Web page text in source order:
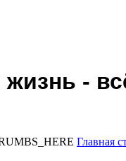
-
Главная